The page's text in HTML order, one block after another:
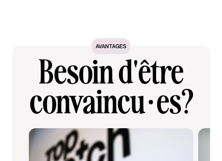
AVANTAGES
Besoin d'être
convaincu·es?